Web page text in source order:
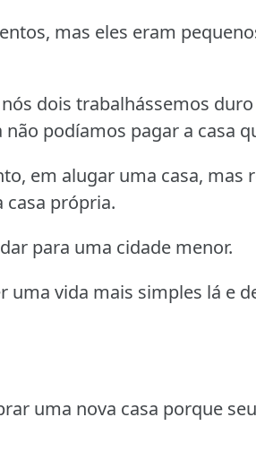
mas eles eram
dois trabalhássemos
podíamos pagar a casa
em alugar uma casa, mas
casa própria.
para uma cidade menor.
uma vida mais simples lá e
uma nova casa porque